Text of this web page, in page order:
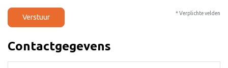
Verstuur * Verplichte velden
Contactgegevens